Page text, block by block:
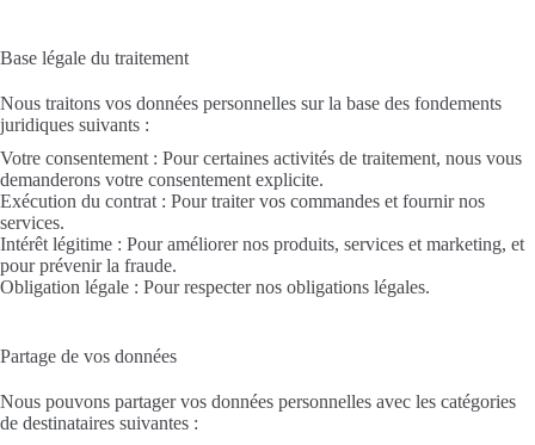
Base légale du traitement
Nous traitons vos données personnelles sur la base des fondements
juridiques suivants :
Votre consentement : Pour certaines activités de traitement, nous vous
demanderons votre consentement explicite.
Exécution du contrat : Pour traiter vos commandes et fournir nos
services.
Intérêt légitime : Pour améliorer nos produits, services et marketing, et
pour prévenir la fraude.
Obligation légale : Pour respecter nos obligations légales.
Partage de vos données
Nous pouvons partager vos données personnelles avec les catégories
de destinataires suivantes :